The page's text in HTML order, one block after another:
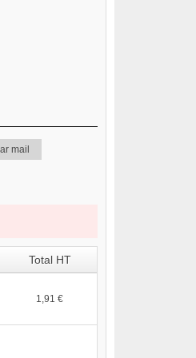
mail
Total HT
1,91 €